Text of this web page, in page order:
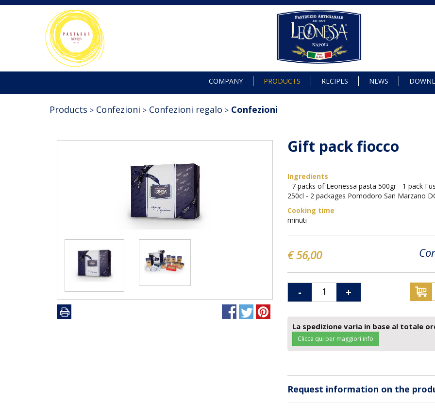
COMPANY PRODUCTS RECIPES NEWS
Products Confezioni Confezioni regalo Confezioni
Gift pack fiocco
Ingredients
- 7 packs of Leonessa pasta 500gr - 1 pack
250cl - 2 packages Pomodoro San Marzano
Cooking time
minuti
€ 56,00
- +
La spedizione varia in base al totale
Clicca qui per maggiori info
Request information on the